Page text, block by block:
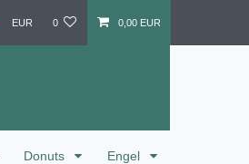
EUR 0 0,00 EUR
Donuts Engel